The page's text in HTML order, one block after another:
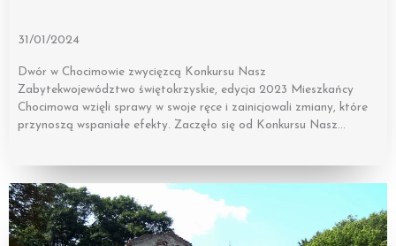
31/01/2024
Dwór w Chocimowie zwycięzcą Konkursu Nasz
Zabytekwojewództwo świętokrzyskie, edycja 2023 Mieszkańcy
Chocimowa wzięli sprawy w swoje ręce i zainicjowali zmiany, które
przynoszą wspaniałe efekty. Zaczęło się od Konkursu Nasz…